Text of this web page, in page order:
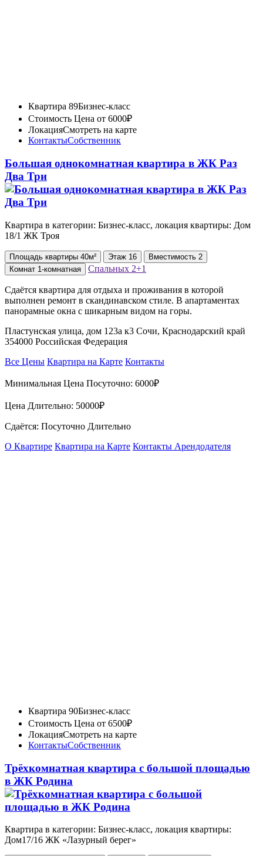
Квартира 89Бизнес-класс
Стоимость Цена от 6000₽
ЛокацияСмотреть на карте
КонтактыСобственник
Большая однокомнатная квартира в ЖК Раз
Два Три
Квартира в категории: Бизнес-класс, локация квартиры: Дом
18/1 ЖК Троя
Площадь квартиры 40м² Этаж 16 Вместимость 2
Комнат 1-комнатная Спальных 2+1
Сдаётся квартира для отдыха и проживания в которой
выполнен ремонт в скандинавском стиле. В апартаментах
панорамные окна с шикарным видом на горы.
Пластунская улица, дом 123а к3 Сочи, Краснодарский край
354000 Российская Федерация
Все Цены Квартира на Карте Контакты
Минимальная Цена Посуточно: 6000₽
Цена Длительно: 50000₽
Сдаётся: Посуточно Длительно
О Квартире Квартира на Карте Контакты Арендодателя
Квартира 90Бизнес-класс
Стоимость Цена от 6500₽
ЛокацияСмотреть на карте
КонтактыСобственник
Трёхкомнатная квартира с большой площадью
в ЖК Родина
Квартира в категории: Бизнес-класс, локация квартиры:
Дом17/16 ЖК «Лазурный берег»